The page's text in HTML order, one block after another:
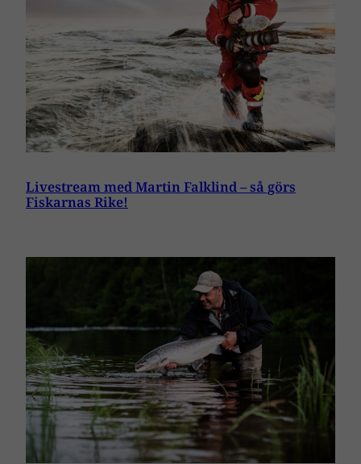
Livestream med Martin Falklind – så görs
Fiskarnas Rike!